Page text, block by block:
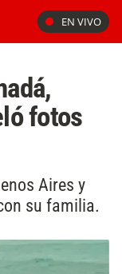
EN VIVO
fotos
Aires y
su familia.